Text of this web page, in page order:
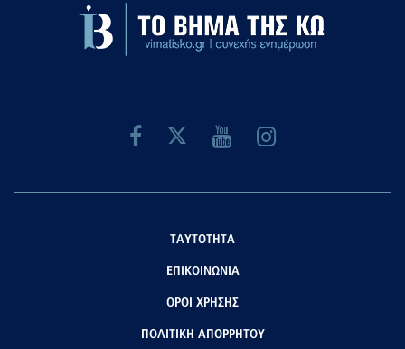
ΤΑΥΤΟΤΗΤΑ
ΕΠΙΚΟΙΝΩΝΙΑ
ΟΡΟΙ ΧΡΗΣΗΣ
ΠΟΛΙΤΙΚΗ ΑΠΟΡΡΗΤΟΥ